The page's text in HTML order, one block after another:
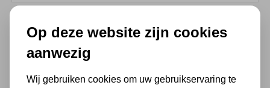
Ook handig
indicator
Op deze website zijn cookies
aanwezig
Wij gebruiken cookies om uw gebruikservaring te